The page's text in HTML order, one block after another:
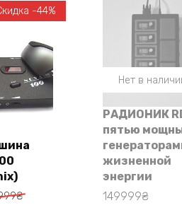
-44%
₴
Нет в
РАДИОНИК
пятью
жизненной
энергии
149999₴